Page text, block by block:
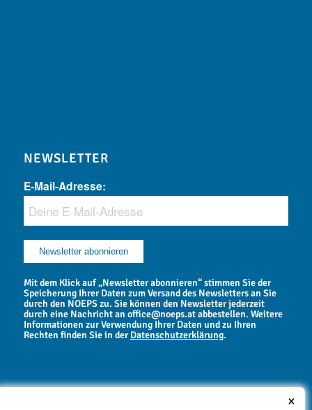
NEWSLETTER
E-Mail-Adresse:
Mit dem Klick auf „Newsletter abonnieren“ stimmen Sie der
Speicherung Ihrer Daten zum Versand des Newsletters an Sie
durch den NOEPS zu. Sie können den Newsletter jederzeit
durch eine Nachricht an office@noeps.at abbestellen. Weitere
Informationen zur Verwendung Ihrer Daten und zu Ihren
Rechten finden Sie in derDatenschutzerklärung.
×